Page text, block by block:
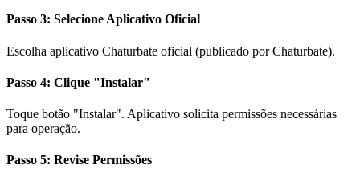
Passo 3: Selecione Aplicativo Oficial
Escolha aplicativo Chaturbate oficial (publicado por Chaturbate).
Passo 4: Clique "Instalar"
Toque botão "Instalar". Aplicativo solicita permissões necessárias
para operação.
Passo 5: Revise Permissões